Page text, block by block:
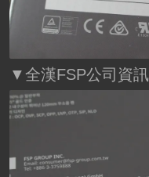
▼全漢FSP公司資訊